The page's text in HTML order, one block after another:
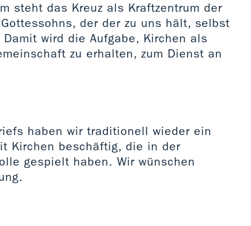
steht das Kreuz als Kraftzentrum der
der der zu uns hält, selbst
wird die Aufgabe, Kirchen als
zu erhalten, zum Dienst an
haben wir traditionell wieder ein
Kirchen beschäftig, die in der
gespielt haben. Wir wünschen